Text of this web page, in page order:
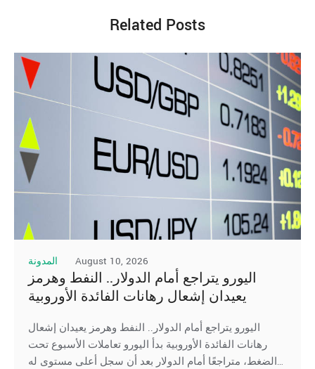
Related Posts
المدونة August 10, 2026
اليورو يتراجع أمام الدولار.. النفط وهرمز
يعيدان إشعال رهانات الفائدة الأوروبية
اليورو يتراجع أمام الدولار.. النفط وهرمز يعيدان إشعال
رهانات الفائدة الأوروبية بدأ اليورو تعاملات الأسبوع تحت
الضغط، متراجعًا أمام الدولار بعد أن سجل أعلى مستوى له